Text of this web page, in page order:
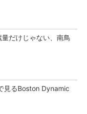
だけじゃない、南鳥
見るBoston Dynamic